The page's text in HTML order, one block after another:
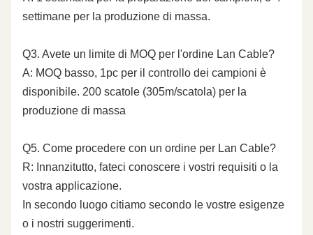
settimane per la produzione di massa.
Q3. Avete un limite di MOQ per l'ordine Lan Cable?
A: MOQ basso, 1pc per il controllo dei campioni è
disponibile. 200 scatole (305m/scatola) per la
produzione di massa
Q5. Come procedere con un ordine per Lan Cable?
R: Innanzitutto, fateci conoscere i vostri requisiti o la
vostra applicazione.
In secondo luogo citiamo secondo le vostre esigenze
o i nostri suggerimenti.